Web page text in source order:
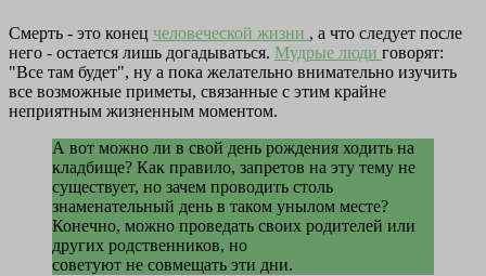
Смерть - это конец человеческой жизни , а что следует после
него - остается лишь догадываться. Мудрые люди говорят:
"Все там будет", ну а пока желательно внимательно изучить
все возможные приметы, связанные с этим крайне
неприятным жизненным моментом.
А вот можно ли в свой день рождения ходить на
кладбище? Как правило, запретов на эту тему не
существует, но зачем проводить столь
знаменательный день в таком унылом месте?
Конечно, можно проведать своих родителей или
других родственников, но
советуют не совмещать эти дни.